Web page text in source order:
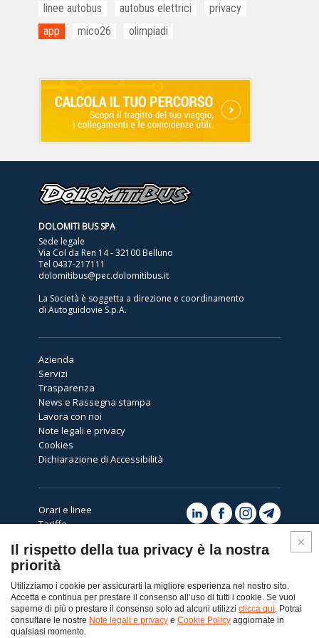
linee autobus
autobus elettrici
privacy
app
mico26 olimpiadi
DOLOMITI BUS SPA
Sede legale
Via Col da Ren 14 - 32100 Belluno
Tel 0437-217111
dolomitibus@pec.dolomitibus.it
La Società è soggetta a direzione e coordinamento
di Autoguidovie S.p.A.
Azienda
Servizi
Trasparenza
News e Rassegna stampa
Lavora con noi
Note legali e privacy
Cookies
Dichiarazione di Accessibilità
Orari e linee
Tariffe
Assistenza
Il rispetto della tua privacy è la nostra
priorità
Utilizziamo i cookie per assicurarti la migliore esperienza nel nostro sito.
Accetta e continua per prestare il consenso all’uso di tutti i cookie. Se vuoi
saperne di più o prestare il consenso solo ad alcuni utilizzi clicca qui. Potrai
consultare le nostre Note legali e privacy e Cookie Policy aggiornate in
qualsiasi momento.